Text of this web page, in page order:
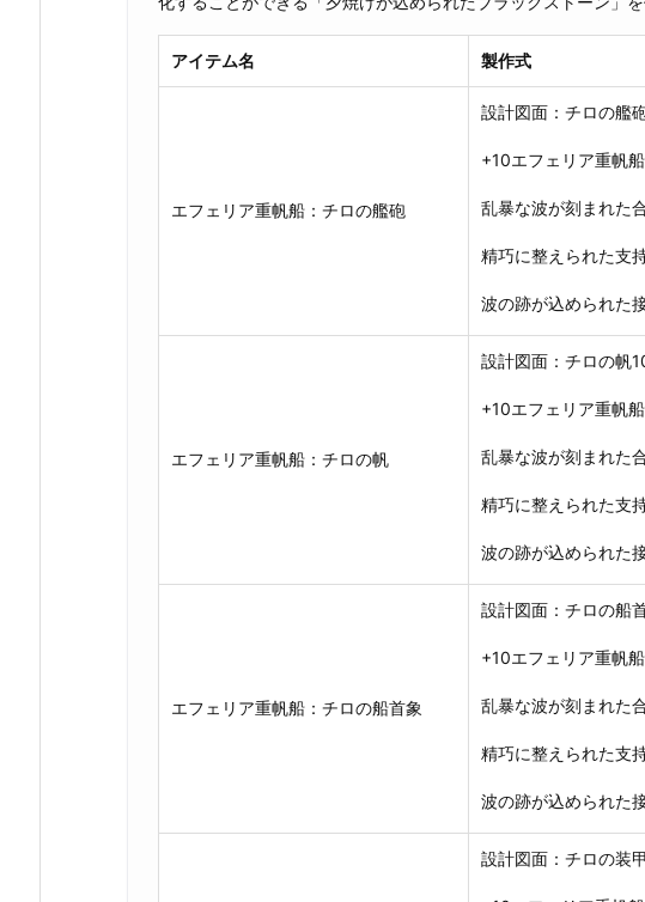
アイテム名 製作式
エフェリア重帆船：チロの艦砲
設計図面：チロの艦
+10エフェリア重帆
乱暴な波が刻まれた
精巧に整えられた支
波の跡が込められた
エフェリア重帆船：チロの帆
設計図面：チロの帆
+10エフェリア重帆
乱暴な波が刻まれた
精巧に整えられた支
波の跡が込められた
エフェリア重帆船：チロの船首象
設計図面：チロの船
+10エフェリア重帆
乱暴な波が刻まれた
精巧に整えられた支
波の跡が込められた
設計図面：チロの装